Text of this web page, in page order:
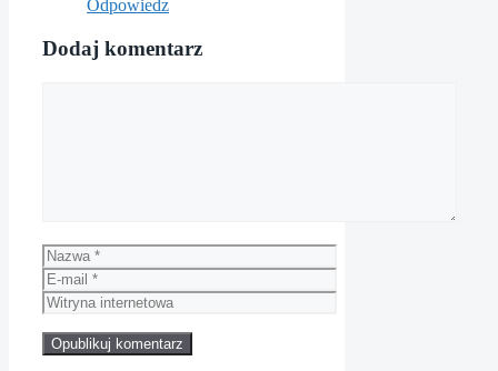
Odpowiedz
Dodaj komentarz
Nazwa
E-
mail
Witryna
internetowa